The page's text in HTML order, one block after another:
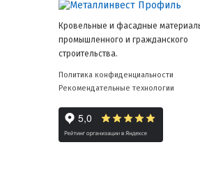
Кровельные и фасадные
промышленного и гражданского
строительства.
Политика конфиденциальности
Рекомендательные технологии